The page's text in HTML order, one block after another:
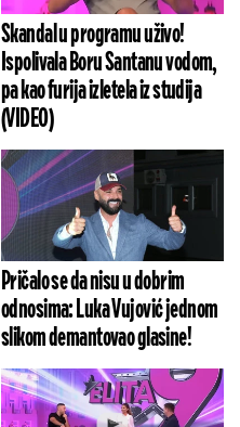
Skandal u programu uživo!
Ispolivala Boru Santanu vodom,
pa kao furija izletela iz studija
(VIDEO)
Pričalo se da nisu u dobrim
odnosima: Luka Vujović jednom
slikom demantovao glasine!